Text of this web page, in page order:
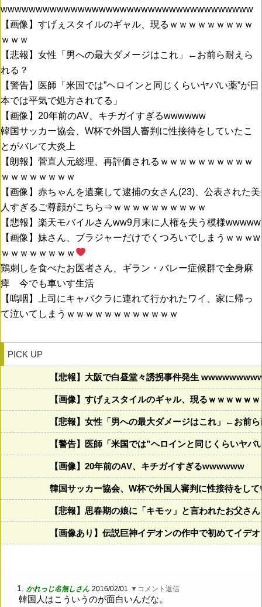
wwwwwwwwwwwwwwwwwwwwwwwwwwwwwwwwwwww
【画像】すげぇスタイルのギャル、現るｗｗｗｗｗｗｗｗｗ
ｗｗｗ
【悲報】女性「男への最大ダメージはこれ」←お前ら耐えら
れる？
【警告】医師「米国では”ヘロインと同じくらいヤバい薬”が日
本では平気で処方されてる」
【画像】20年前のAV、キチガイすぎるwwwwww
韓国サッカー協会、W杯で外国人審判に性接待をしていたこ
とがバレて大炎上
【朗報】菅直人元総理、再評価されるｗｗｗｗｗｗｗｗｗｗ
ｗｗｗｗｗｗｗｗ
【画像】赤ちゃんを遺棄して逮捕の女さん(23)、公表された美
人すぎるご尊顔がこちら⇒ｗｗｗｗｗｗｗｗｗｗ
【悲報】楽天モバイルさんww9月末に人権を失う模様wwwww
【画像】妹さん、ブラジャーだけでくつろいでしまうｗｗｗw
ｗｗｗｗｗｗｗｗ
鶏刺しを食べたお医者さん、ギラン・バレー症候群で全身麻
痺 今でも車いす生活
【嗚咽】上司にキャバクラに連れて行かれたワイ、家に帰っ
て泣いてしまうｗｗｗｗｗｗｗｗｗｗｗｗ
PICK UP
【悲報】大阪で白昼堂々誘拐事件発生
【画像】すげぇスタイルのギャル、現るｗｗｗｗｗ
【悲報】女性「男への最大ダメージはこれ」←お前
【警告】医師「米国では”ヘロインと同じくらいヤ
【画像】20年前のAV、キチガイすぎるwwwwww
韓国サッカー協会、W杯で外国人審判に性接待をし
【悲報】思春期の娘に「キモッ」と言われたお父さ
【画像あり】伝説巨神イデオンの作中で初めてイ
1. かれっじ名無しさん 2016/02/01 ▼コメント返信
韓国人はこういうのが面白いんだな。